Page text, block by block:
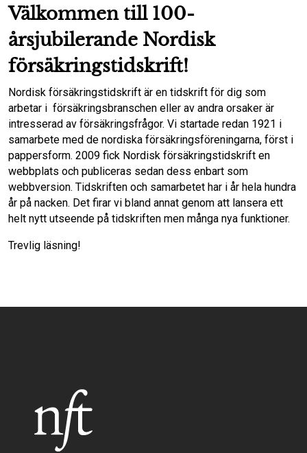
Välkommen till 100-
årsjubilerande Nordisk
försäkringstidskrift!
Nordisk försäkringstidskrift är en tidskrift för dig som
arbetar i försäkringsbranschen eller av andra orsaker är
intresserad av försäkringsfrågor. Vi startade redan 1921 i
samarbete med de nordiska försäkringsföreningarna, först i
pappersform. 2009 fick Nordisk försäkringstidskrift en
webbplats och publiceras sedan dess enbart som
webbversion. Tidskriften och samarbetet har i år hela hundra
år på nacken. Det firar vi bland annat genom att lansera ett
helt nytt utseende på tidskriften men många nya funktioner.
Trevlig läsning!